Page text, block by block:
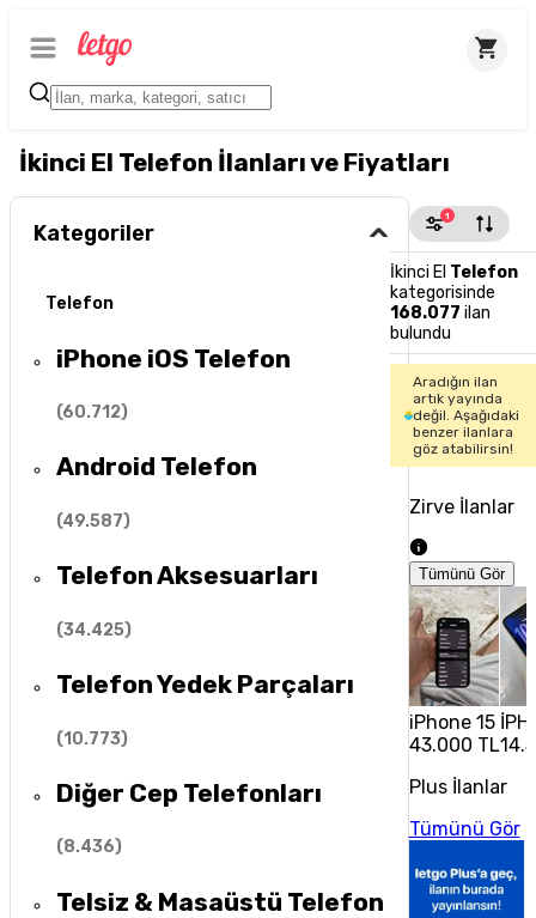
İkinci El Telefon İlanları ve Fiyatları
Kategoriler
Telefon
iPhone iOS Telefon
(60.712)
Android Telefon
(49.587)
Telefon Aksesuarları
(34.425)
Telefon Yedek Parçaları
(10.773)
Diğer Cep Telefonları
(8.436)
Telsiz & Masaüstü Telefon
1
İkinci El Telefon
kategorisinde
168.077 ilan
bulundu
Aradığın ilan
artık yayında
değil. Aşağıdaki
benzer ilanlara
göz atabilirsin!
Zirve İlanlar
Tümünü Gör
iPhone 15
43.000 TL
Plus İlanlar
Tümünü Gör